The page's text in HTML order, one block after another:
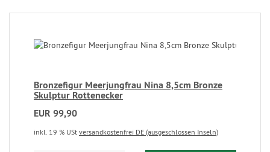
Bronzefigur Meerjungfrau Nina 8,5cm Bronze
Skulptur Rottenecker
EUR 99,90
inkl. 19 % USt versandkostenfrei DE (ausgeschlossen Inseln)